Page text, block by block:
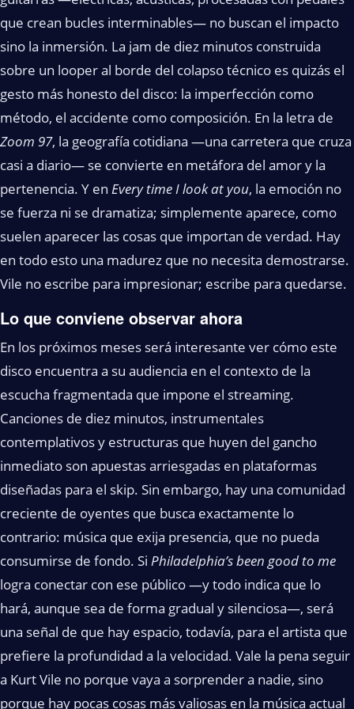
que crean bucles interminables— no buscan el impacto
sino la inmersión. La jam de diez minutos construida
sobre un looper al borde del colapso técnico es quizás el
gesto más honesto del disco: la imperfección como
método, el accidente como composición. En la letra de
Zoom 97, la geografía cotidiana —una carretera que cruza
casi a diario— se convierte en metáfora del amor y la
pertenencia. Y en Every time I look at you, la emoción no
se fuerza ni se dramatiza; simplemente aparece, como
suelen aparecer las cosas que importan de verdad. Hay
en todo esto una madurez que no necesita demostrarse.
Vile no escribe para impresionar; escribe para quedarse.
Lo que conviene observar ahora
En los próximos meses será interesante ver cómo este
disco encuentra a su audiencia en el contexto de la
escucha fragmentada que impone el streaming.
Canciones de diez minutos, instrumentales
contemplativos y estructuras que huyen del gancho
inmediato son apuestas arriesgadas en plataformas
diseñadas para el skip. Sin embargo, hay una comunidad
creciente de oyentes que busca exactamente lo
contrario: música que exija presencia, que no pueda
consumirse de fondo. Si Philadelphia’s been good to me
logra conectar con ese público —y todo indica que lo
hará, aunque sea de forma gradual y silenciosa—, será
una señal de que hay espacio, todavía, para el artista que
prefiere la profundidad a la velocidad. Vale la pena seguir
a Kurt Vile no porque vaya a sorprender a nadie, sino
porque hay pocas cosas más valiosas en la música actual